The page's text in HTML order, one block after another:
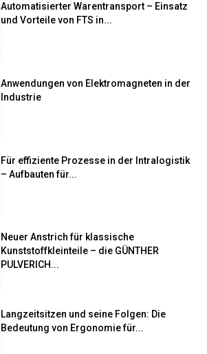
Automatisierter Warentransport – Einsatz
und Vorteile von FTS in...
Anwendungen von Elektromagneten in der
Industrie
Für effiziente Prozesse in der Intralogistik
– Aufbauten für...
Neuer Anstrich für klassische
Kunststoffkleinteile – die GÜNTHER
PULVERICH...
Langzeitsitzen und seine Folgen: Die
Bedeutung von Ergonomie für...